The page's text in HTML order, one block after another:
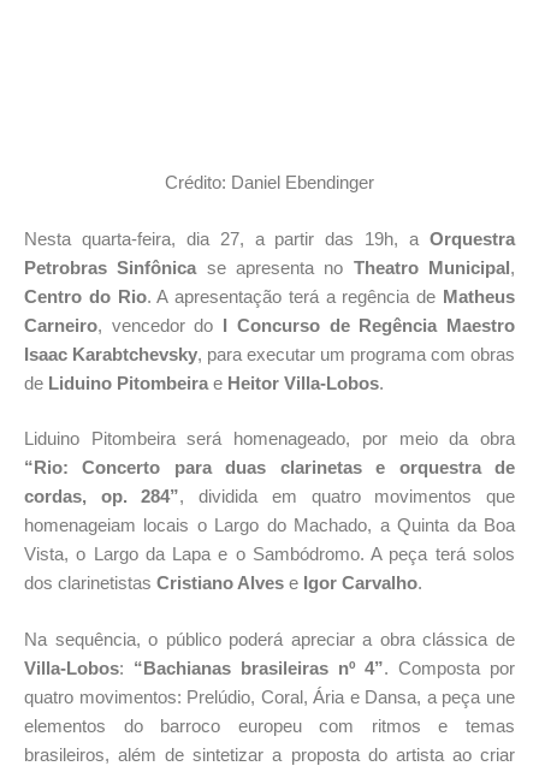
Crédito: Daniel Ebendinger
Nesta quarta-feira, dia 27, a partir das 19h, a Orquestra
Petrobras Sinfônica se apresenta no Theatro Municipal,
Centro do Rio. A apresentação terá a regência de Matheus
Carneiro, vencedor do I Concurso de Regência Maestro
Isaac Karabtchevsky, para executar um programa com obras
de Liduino Pitombeira e Heitor Villa-Lobos.
Liduino Pitombeira será homenageado, por meio da obra
“Rio: Concerto para duas clarinetas e orquestra de
cordas, op. 284”, dividida em quatro movimentos que
homenageiam locais o Largo do Machado, a Quinta da Boa
Vista, o Largo da Lapa e o Sambódromo. A peça terá solos
dos clarinetistas Cristiano Alves e Igor Carvalho.
Na sequência, o público poderá apreciar a obra clássica de
Villa-Lobos: “Bachianas brasileiras nº 4”. Composta por
quatro movimentos: Prelúdio, Coral, Ária e Dansa, a peça une
elementos do barroco europeu com ritmos e temas
brasileiros, além de sintetizar a proposta do artista ao criar